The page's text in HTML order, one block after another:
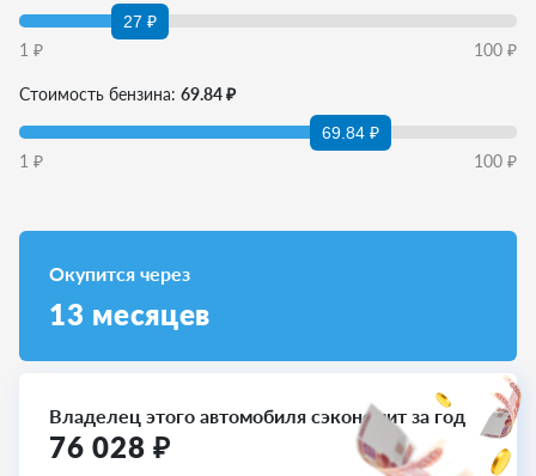
27 ₽
1 ₽ 100 ₽
Стоимость бензина: 69.84 ₽
69.84 ₽
1 ₽ 100 ₽
Окупится через
13 месяцев
Владелец этого автомобиля сэкономит за год
76 028 ₽